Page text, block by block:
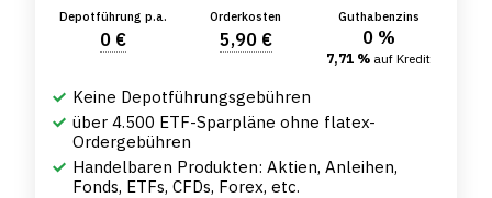
Depotführung p.a.
0 €
Orderkosten
5,90 €
Guthabenzins
0 %
7,71 % auf Kredit
Keine Depotführungsgebühren
über 4.500 ETF-Sparpläne ohne flatex-
Ordergebühren
Handelbaren Produkten: Aktien, Anleihen,
Fonds, ETFs, CFDs, Forex, etc.